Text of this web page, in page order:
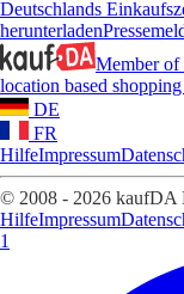
Deutschlands
herunterladen
Member
location based
DE
FR
HilfeImpressum
© 2008 - 2026 kaufDA
HilfeImpressum
1